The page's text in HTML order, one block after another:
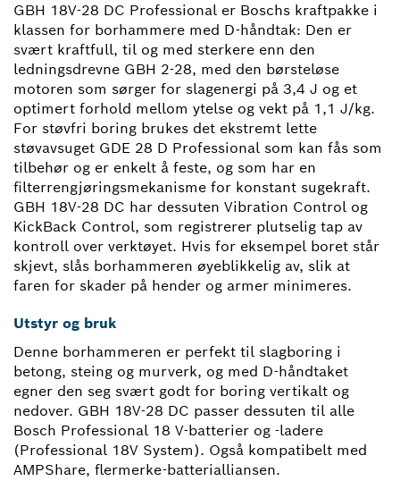
GBH 18V-28 DC Professional er Boschs kraftpakke i
klassen for borhammere med D-håndtak: Den er
svært kraftfull, til og med sterkere enn den
ledningsdrevne GBH 2-28, med den børsteløse
motoren som sørger for slagenergi på 3,4 J og et
optimert forhold mellom ytelse og vekt på 1,1 J/kg.
For støvfri boring brukes det ekstremt lette
støvavsuget GDE 28 D Professional som kan fås som
tilbehør og er enkelt å feste, og som har en
filterrengjøringsmekanisme for konstant sugekraft.
GBH 18V-28 DC har dessuten Vibration Control og
KickBack Control, som registrerer plutselig tap av
kontroll over verktøyet. Hvis for eksempel boret står
skjevt, slås borhammeren øyeblikkelig av, slik at
faren for skader på hender og armer minimeres.
Utstyr og bruk
Denne borhammeren er perfekt til slagboring i
betong, steing og murverk, og med D-håndtaket
egner den seg svært godt for boring vertikalt og
nedover. GBH 18V-28 DC passer dessuten til alle
Bosch Professional 18 V-batterier og -ladere
(Professional 18V System). Også kompatibelt med
AMPShare, flermerke-batterialliansen.